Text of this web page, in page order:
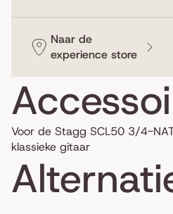
Naar de
experience store
Voor de Stagg SCL50 3/4-
klassieke gitaar